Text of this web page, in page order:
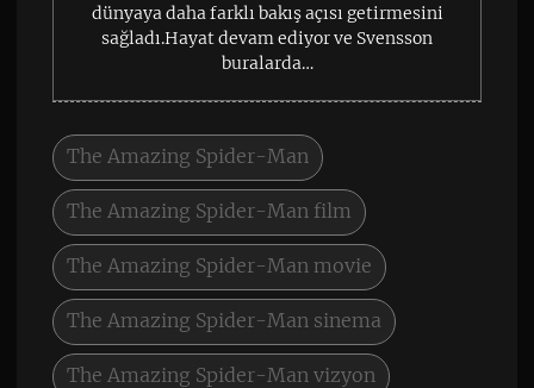
dünyaya daha farklı bakış açısı getirmesini
sağladı.Hayat devam ediyor ve Svensson
buralarda…
The Amazing Spider-Man
The Amazing Spider-Man film
The Amazing Spider-Man movie
The Amazing Spider-Man sinema
The Amazing Spider-Man vizyon